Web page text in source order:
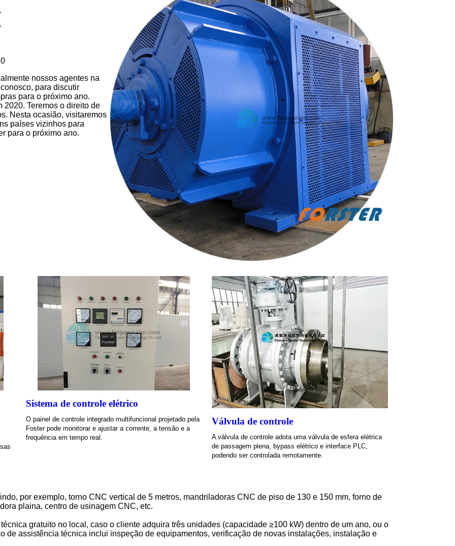
nossos agentes na
para discutir
para o próximo ano.
2020. Teremos o direito de
Nesta ocasião, visitaremos
países vizinhos para
para o próximo ano.
Sistema de controle elétrico
O painel de controle integrado multifuncional projetado pela
Foster pode monitorar e ajustar a corrente, a tensão e a
frequência em tempo real.
Válvula de controle
A válvula de controle adota uma válvula de esfera elétrica
de passagem plena, bypass elétrico e interface PLC,
podendo ser controlada remotamente.
por exemplo, torno CNC vertical de 5 metros, mandriladoras CNC de piso de 130 e 150 mm, forno de
plaina, centro de usinagem CNC, etc.
gratuito no local, caso o cliente adquira três unidades (capacidade ≥100 kW) dentro de um ano, ou o
de assistência técnica inclui inspeção de equipamentos, verificação de novas instalações, instalação e